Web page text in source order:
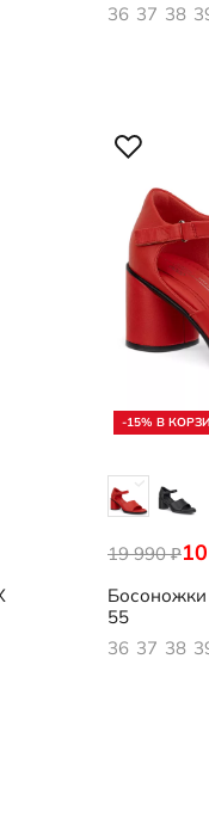
36 37 38
-15% В
19 990₽
222883/
Босоножки
55
36 37 38